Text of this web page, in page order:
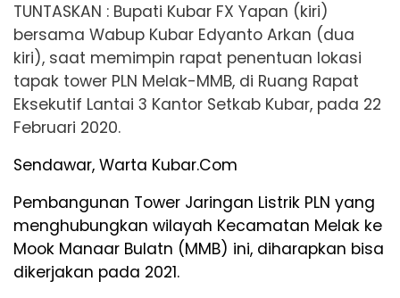
TUNTASKAN : Bupati Kubar FX Yapan (kiri)
bersama Wabup Kubar Edyanto Arkan (dua
kiri), saat memimpin rapat penentuan lokasi
tapak tower PLN Melak-MMB, di Ruang Rapat
Eksekutif Lantai 3 Kantor Setkab Kubar, pada 22
Februari 2020.
Sendawar, Warta Kubar.Com
Pembangunan Tower Jaringan Listrik PLN yang
menghubungkan wilayah Kecamatan Melak ke
Mook Manaar Bulatn (MMB) ini, diharapkan bisa
dikerjakan pada 2021.